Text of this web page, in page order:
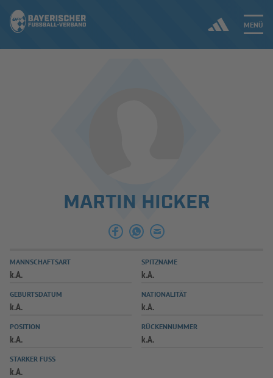
MENÜ
AUSBILDUNG & FÖRDERUNG
SPIELPLUS
MARTIN HICKER
MANNSCHAFTSART
k.A.
SPITZNAME
k.A.
GEBURTSDATUM
k.A.
NATIONALITÄT
k.A.
POSITION
k.A.
RÜCKENNUMMER
k.A.
STARKER FUSS
k.A.